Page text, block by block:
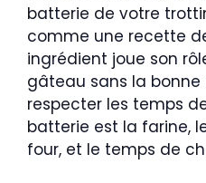
batterie de votre
comme une recette
ingrédient joue son
gâteau sans la bonne
respecter les temps
batterie est la farine,
four, et le temps de